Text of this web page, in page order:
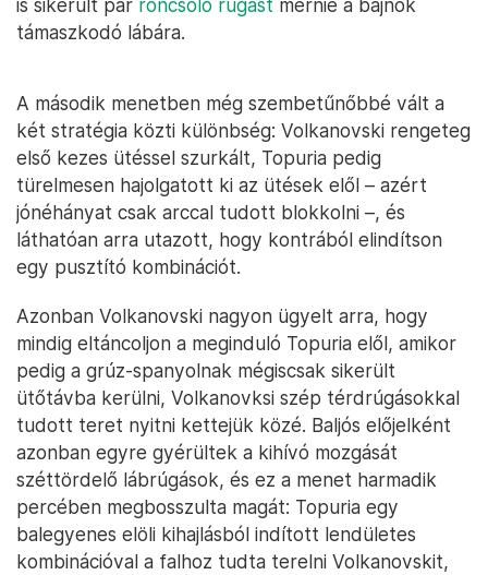
is sikerült pár roncsoló rúgást mérnie a bajnok
támaszkodó lábára.
A második menetben még szembetűnőbbé vált a
két stratégia közti különbség: Volkanovski rengeteg
első kezes ütéssel szurkált, Topuria pedig
türelmesen hajolgatott ki az ütések elől – azért
jónéhányat csak arccal tudott blokkolni –, és
láthatóan arra utazott, hogy kontrából elindítson
egy pusztító kombinációt.
Azonban Volkanovski nagyon ügyelt arra, hogy
mindig eltáncoljon a meginduló Topuria elől, amikor
pedig a grúz-spanyolnak mégiscsak sikerült
ütőtávba kerülni, Volkanovksi szép térdrúgásokkal
tudott teret nyitni kettejük közé. Baljós előjelként
azonban egyre gyérültek a kihívó mozgását
széttördelő lábrúgások, és ez a menet harmadik
percében megbosszulta magát: Topuria egy
balegyenes elöli kihajlásból indított lendületes
kombinációval a falhoz tudta terelni Volkanovskit,